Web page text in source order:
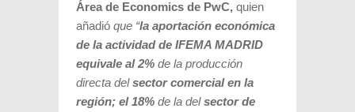
Área de Economics de PwC, quien
añadió que “la aportación económica
de la actividad de IFEMA MADRID
equivale al 2% de la producción
directa delsector comercial en la
región; el 18% de la delsector de